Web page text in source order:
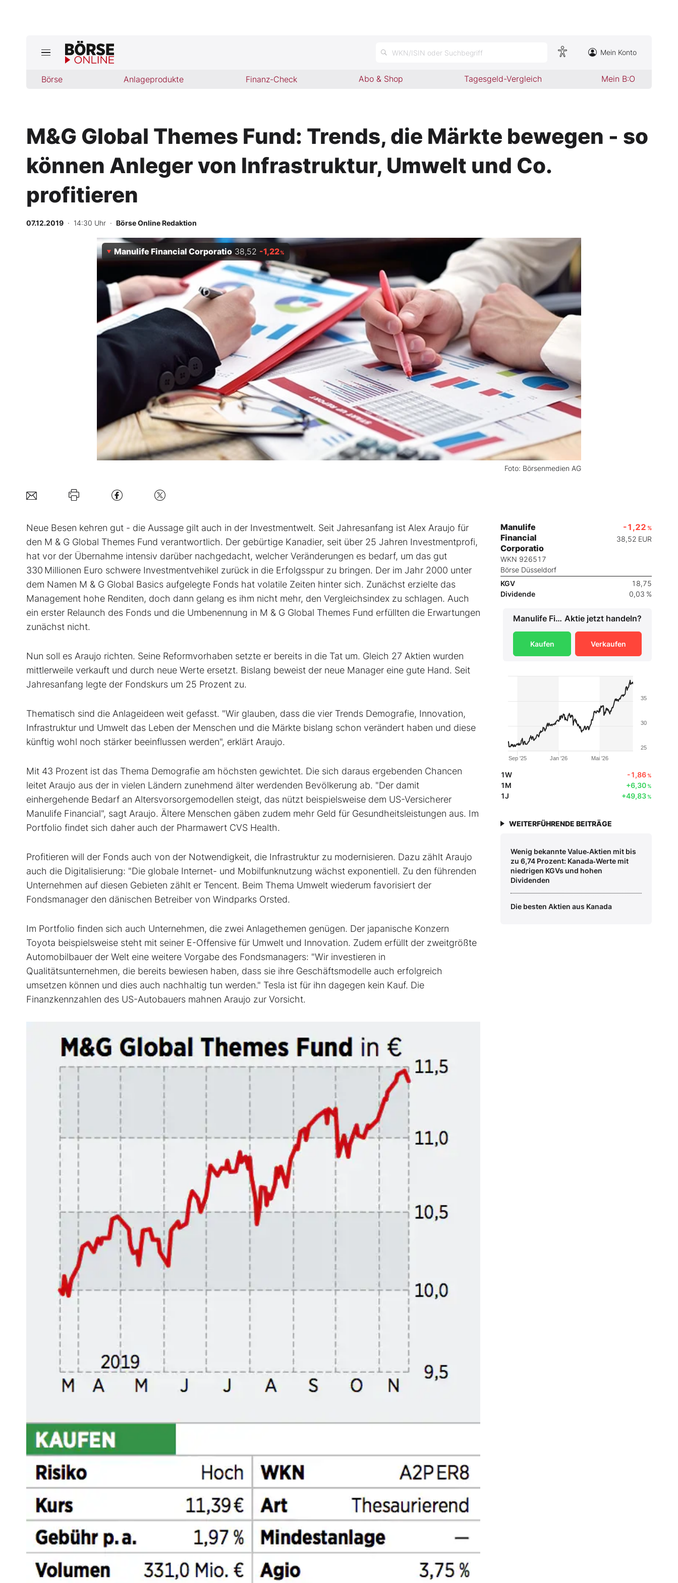
WKN/ISIN oder Suchbegriff Mein Konto
Börse Anlageprodukte Finanz-Check Abo & Shop Tagesgeld-Vergleich Mein B:O
Jetzt aktuelle Ausgabe BÖRSE ONLINE lesen
Anlageprodukte
Finanz-Check
Abo & Shop
Experten
Mein Konto
Folgen Sie uns
Kontakt
M&G Global Themes Fund: Trends, die Märkte bewegen - so
können Anleger von Infrastruktur, Umwelt und Co.
profitieren
07.12.2019 · 14:30 Uhr · Börse Online Redaktion
Foto: Börsenmedien AG
Manulife Financial Corporatio 38,52 -1,22%
Neue Besen kehren gut - die Aussage gilt auch in der Investmentwelt. Seit Jahresanfang ist Alex Araujo für
den M & G Global Themes Fund verantwortlich. Der gebürtige Kanadier, seit über 25 Jahren Investmentprofi,
hat vor der Übernahme intensiv darüber nachgedacht, welcher Veränderungen es bedarf, um das gut
330 Millionen Euro schwere Investment­vehikel zurück in die Erfolgsspur zu bringen. Der im Jahr 2000 unter
dem Namen M & G Global Basics aufgelegte Fonds hat volatile Zeiten hinter sich. Zunächst erzielte das
Management hohe Renditen, doch dann gelang es ihm nicht mehr, den Vergleichs­index zu schlagen. Auch
ein erster Relaunch des Fonds und die Umbenennung in M & G Global Themes Fund erfüllten die Erwartungen
zunächst nicht.
Nun soll es Araujo richten. Seine Reformvorhaben setzte er bereits in die Tat um. Gleich 27 Aktien wurden
mittlerweile verkauft und durch neue Werte ersetzt. Bislang beweist der neue Manager eine gute Hand. Seit
Jahresanfang legte der Fondskurs um 25 Prozent zu.
Thematisch sind die Anlageideen weit gefasst. "Wir glauben, dass die vier Trends Demografie, Innovation,
Infrastruktur und Umwelt das Leben der Menschen und die Märkte bislang schon verändert haben und diese
künftig wohl noch stärker beeinflussen werden", erklärt Araujo.
Mit 43 Prozent ist das Thema Demografie am höchsten gewichtet. Die sich da­raus ergebenden Chancen
leitet Araujo aus der in vielen Ländern zunehmend älter werdenden Bevölkerung ab. "Der damit
einhergehende Bedarf an Altersvorsorgemodellen steigt, das nützt beispielsweise dem US-Versicherer
Manulife Financial", sagt Araujo. Ältere Menschen gäben zudem mehr Geld für Gesundheitsleistungen aus. Im
Portfolio findet sich daher auch der Pharmawert CVS Health.
Profitieren will der Fonds auch von der Notwendigkeit, die Infrastruktur zu modernisieren. Dazu zählt Araujo
auch die Digitalisierung: "Die globale Internet- und Mobilfunknutzung wächst exponentiell. Zu den führenden
Unternehmen auf diesen Gebieten zählt er Tencent. Beim Thema Umwelt wiederum favorisiert der
Fondsmanager den dänischen Betreiber von Windparks Orsted.
Im Portfolio finden sich auch Unternehmen, die zwei Anlagethemen genügen. Der japanische Konzern
Toyota beispielsweise steht mit seiner E-Offensive für Umwelt und Innovation. Zudem erfüllt der zweitgrößte
Automobilbauer der Welt eine weitere Vorgabe des Fondsmanagers: "Wir investieren in
Qualitätsunternehmen, die bereits bewiesen haben, dass sie ihre Geschäftsmodelle auch erfolgreich
umsetzen können und dies auch nachhaltig tun werden." Tesla ist für ihn dagegen kein Kauf. Die
Finanzkennzahlen des US-Autobauers mahnen Araujo zur Vorsicht.
Manulife
Financial
Corporatio
WKN 926517
Börse Düsseldorf
-1,22 %
38,52 EUR
KGV
18,75
Dividende
0,03 %
Manulife Financial Corporatio Aktie jetzt handeln?
Kaufen Verkaufen
Jan '26
Sep '25 Mai '26
25
30
35
1W -1,86%
1M +6,30%
1J +49,83%
WEITERFÜHRENDE BEITRÄGE
Wenig bekannte Value‑Aktien mit bis
zu 6,74 Prozent: Kanada‑Werte mit
niedrigen KGVs und hohen
Dividenden
Die besten Aktien aus Kanada